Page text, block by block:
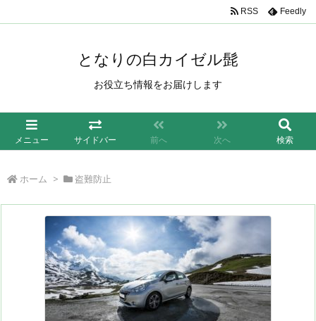
となりの白カイゼル髭
お役立ち情報をお届けします
メニュー サイドバー 前へ 次へ 検索
RSS Feedly
ホーム > 盗難防止